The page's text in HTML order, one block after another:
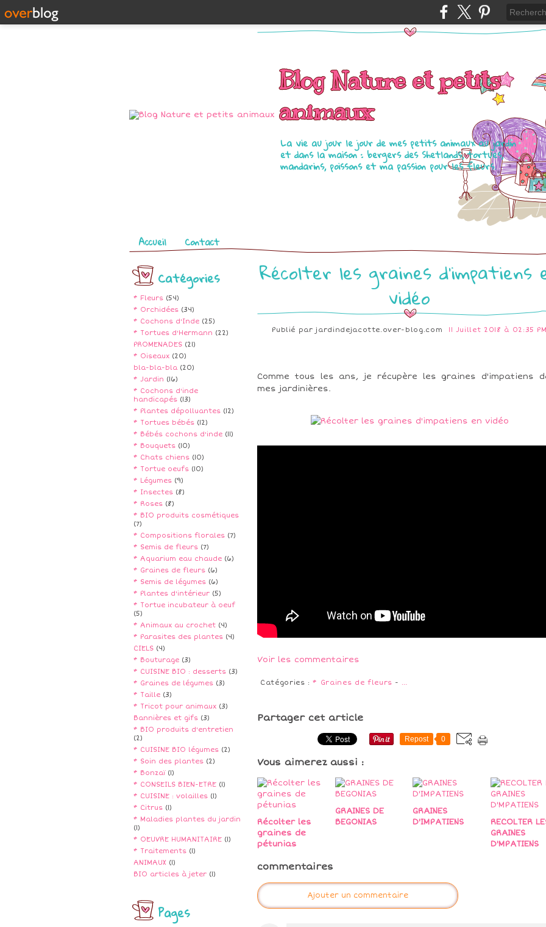
Blog Nature et petits
animaux
La vie au jour le jour de mes petits animaux au jardin
et dans la maison : bergers des Shetlands, tortues,
mandarins, poissons et ma passion pour les fleurs.
Pages
Accueil Contact
Catégories
* Fleurs (54)
* Orchidées (34)
* Cochons d'Inde (25)
* Tortues d'Hermann (22)
PROMENADES (21)
* Oiseaux (20)
bla-bla-bla (20)
* Jardin (16)
* Cochons d'inde
handicapés (13)
* Plantes dépolluantes (12)
* Tortues bébés (12)
* Bébés cochons d'inde (11)
* Bouquets (10)
* Chats chiens (10)
* Tortue oeufs (10)
* Légumes (9)
* Insectes (8)
* Roses (8)
* BIO produits cosmétiques
(7)
* Compositions florales (7)
* Semis de fleurs (7)
* Aquarium eau chaude (6)
* Graines de fleurs (6)
* Semis de légumes (6)
* Plantes d'intérieur (5)
* Tortue incubateur à oeuf
(5)
* Animaux au crochet (4)
* Parasites des plantes (4)
CIELS (4)
* Bouturage (3)
* CUISINE BIO : desserts (3)
* Graines de légumes (3)
* Taille (3)
* Tricot pour animaux (3)
Bannières et gifs (3)
* BIO produits d'entretien
(2)
* CUISINE BIO légumes (2)
* Soin des plantes (2)
* Bonzaï (1)
* CONSEILS BIEN-ETRE (1)
* CUISINE : volailles (1)
* Citrus (1)
* Maladies plantes du jardin
(1)
* OEUVRE HUMANITAIRE (1)
* Traitements (1)
ANIMAUX (1)
BIO articles à jeter (1)
Pages
Récolter les graines d'impatiens
vidéo
Publié parjardindejacotte.over-blog.com 11 Juillet 2018 à 02:35
Comme tous les ans, je récupère les graines d'impatiens
mes jardinières.
Voir les commentaires
Catégories :* Graines de fleurs - …
Partager cet article
Repost 0
Vous aimerez aussi :
Récolter les
graines de
pétunias
GRAINES DE
BEGONIAS
GRAINES
D'IMPATIENS
RECOLTER
GRAINES
D'MPATIENS
commentaires
Ajouter un commentaire